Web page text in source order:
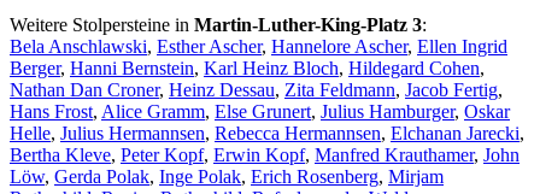
Weitere Stolpersteine in Martin-Luther-King-Platz 3:
Bela Anschlawski, Esther Ascher, Hannelore Ascher, Ellen Ingrid
Berger, Hanni Bernstein, Karl Heinz Bloch, Hildegard Cohen,
Nathan Dan Croner, Heinz Dessau, Zita Feldmann, Jacob Fertig,
Hans Frost, Alice Gramm, Else Grunert, Julius Hamburger, Oskar
Helle, Julius Hermannsen, Rebecca Hermannsen, Elchanan Jarecki,
Bertha Kleve, Peter Kopf, Erwin Kopf, Manfred Krauthamer, John
Löw, Gerda Polak, Inge Polak, Erich Rosenberg, Mirjam